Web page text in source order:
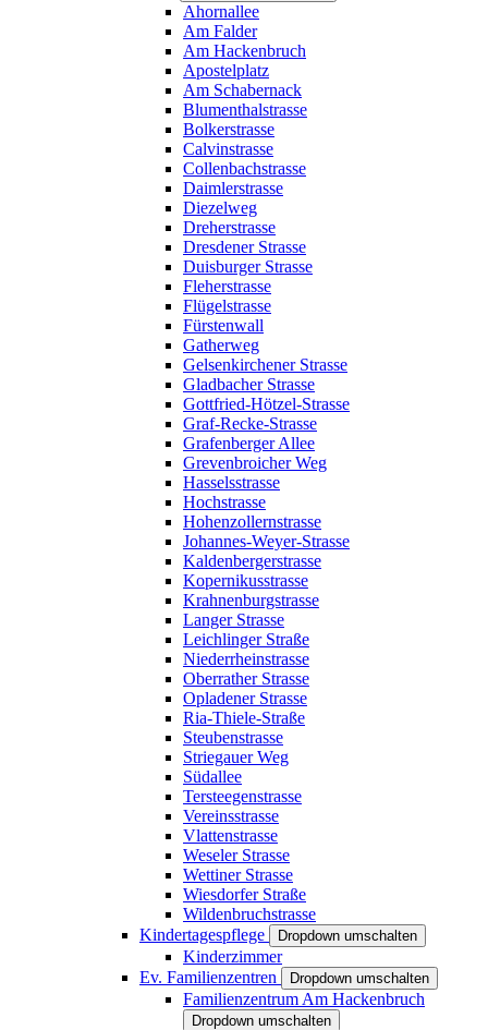
Ahornallee
Am Falder
Am Hackenbruch
Apostelplatz
Am Schabernack
Blumenthalstrasse
Bolkerstrasse
Calvinstrasse
Collenbachstrasse
Daimlerstrasse
Diezelweg
Dreherstrasse
Dresdener Strasse
Duisburger Strasse
Fleherstrasse
Flügelstrasse
Fürstenwall
Gatherweg
Gelsenkirchener Strasse
Gladbacher Strasse
Gottfried-Hötzel-Strasse
Graf-Recke-Strasse
Grafenberger Allee
Grevenbroicher Weg
Hasselsstrasse
Hochstrasse
Hohenzollernstrasse
Johannes-Weyer-Strasse
Kaldenbergerstrasse
Kopernikusstrasse
Krahnenburgstrasse
Langer Strasse
Leichlinger Straße
Niederrheinstrasse
Oberrather Strasse
Opladener Strasse
Ria-Thiele-Straße
Steubenstrasse
Striegauer Weg
Südallee
Tersteegenstrasse
Vereinsstrasse
Vlattenstrasse
Weseler Strasse
Wettiner Strasse
Wiesdorfer Straße
Wildenbruchstrasse
Kindertagespflege
Dropdown umschalten
Kinderzimmer
Ev. Familienzentren
Dropdown umschalten
Familienzentrum Am Hackenbruch
Dropdown umschalten